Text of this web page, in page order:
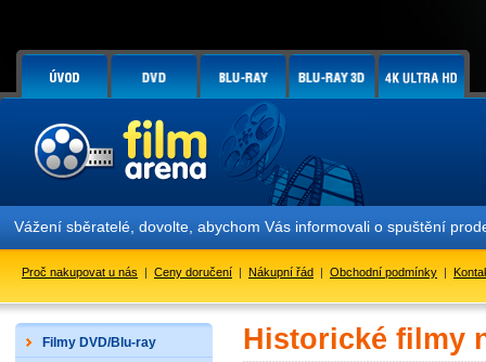
Vážení sběratelé, dovolte, abychom Vás informovali o spuštění
Proč nakupovat u nás | Ceny doručení | Nákupní řád | Obchodní podmínky |
Filmy DVD/Blu-ray
Historické filmy